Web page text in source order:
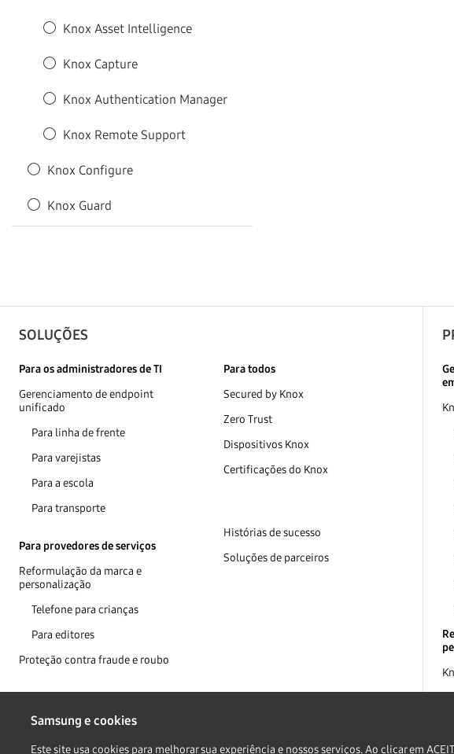
Knox Asset Intelligence
Knox Capture
Knox Authentication Manager
Knox Remote Support
Knox Configure
Knox Guard
SOLUÇÕES
Para os administradores de TI
Gerenciamento de endpoint
unificado
Para linha de frente
Para varejistas
Para a escola
Para transporte
Para provedores de serviços
Reformulação da marca e
personalização
Telefone para crianças
Para editores
Proteção contra fraude e roubo
Para todos
Secured by Knox
Zero Trust
Dispositivos Knox
Certificações do Knox
Histórias de sucesso
Soluções de parceiros
Samsung e cookies
Este site usa cookies para melhorar sua experiência e nossos serviços. Ao clicar em